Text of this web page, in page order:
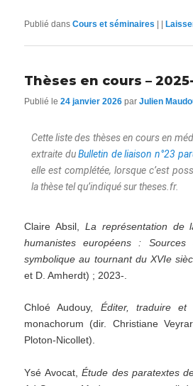
Publié dans Cours et séminaires
Thèses en cours –
Publié le24 janvier 2026 parJulien
Cette liste des thèses en cours en
extraite duBulletin de liaison n°23
elle est complétée, lorsque c’est
la thèse tel qu’indiqué sur theses.fr.
Claire Absil, La représentation de
humanistes européens : Sources
symbolique au tournant du XVIe
et D. Amherdt) ; 2023-.
Chloé Audouy, Éditer, traduire et
monachorum (dir. Christiane
Ploton-Nicollet).
Ysé Avocat,Étude des paratextes